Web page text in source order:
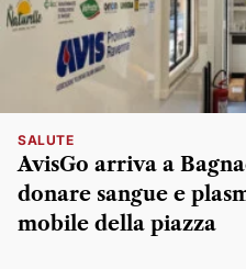
SALUTE
AvisGo arriva a
donare sangue e
mobile della piazza